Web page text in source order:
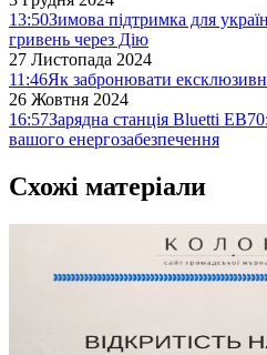
13:50Зимова підтримка для
гривень через Дію
27 Листопада 2024
11:46Як забронювати
26 Жовтня 2024
16:57Зарядна станція Bluetti
вашого енергозабезпечення
Схожі матеріали